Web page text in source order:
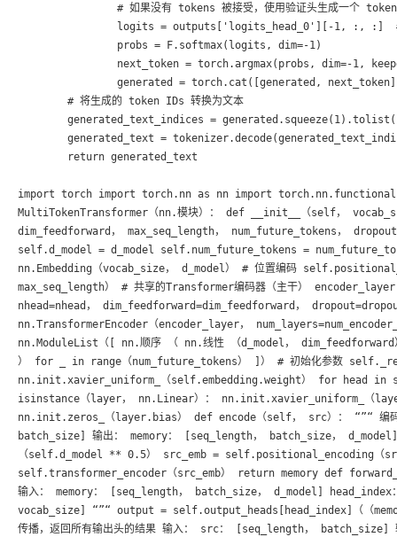
import torch import torch.nn as nn import torch.nn.functional
MultiTokenTransformer（nn.模块）： def __init__（self，
dim_feedforward， max_seq_length， num_future_tokens，
self.d_model = d_model self.num_future_tokens =
nn.Embedding（vocab_size， d_model） # 位置编码
max_seq_length） # 共享的Transformer编码器（主干）
nhead=nhead， dim_feedforward=dim_feedforward，
nn.TransformerEncoder（encoder_layer，
nn.ModuleList（[ nn.顺序 （ nn.线性 （d_model，
） for _ in range（num_future_tokens） ]） # 初始化参数
nn.init.xavier_uniform_（self.embedding.weight） for head
isinstance（layer， nn.Linear）： nn.init.xavier_uniform_（
nn.init.zeros_（layer.bias） def encode（self， src）： “”“ 编码
batch_size] 输出： memory： [seq_length， batch_size，
（self.d_model ** 0.5） src_emb = self.positional_encoding（
self.transformer_encoder（src_emb） return memory def
输入： memory： [seq_length， batch_size， d_model]
vocab_size] “”“ output = self.output_heads[head_index]（（
传播，返回所有输出头的结果 输入： src： [seq_length，